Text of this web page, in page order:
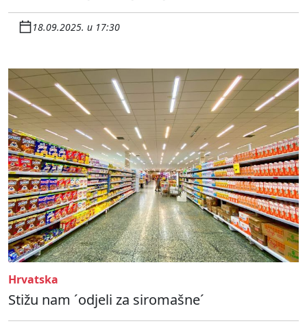
18.09.2025. u 17:30
Hrvatska
Stižu nam ´odjeli za siromašne´